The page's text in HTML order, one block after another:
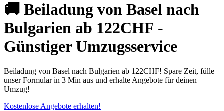
🚚 Beiladung von Basel nach
Bulgarien ab 122CHF -
Günstiger Umzugsservice
Beiladung von Basel nach Bulgarien ab 122CHF! Spare Zeit, fülle
unser Formular in 3 Min aus und erhalte Angebote für deinen
Umzug!
Kostenlose Angebote erhalten!